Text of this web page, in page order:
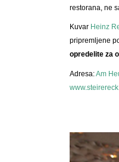
restorana, ne
Kuvar Heinz
pripremljene
opredelite za
Adresa:Am